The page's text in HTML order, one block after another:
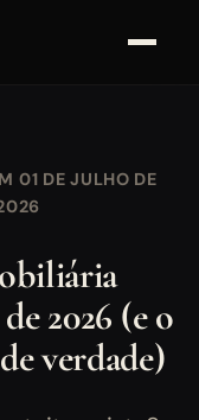
01 DE JULHO DE
2026 (e o
verdade)